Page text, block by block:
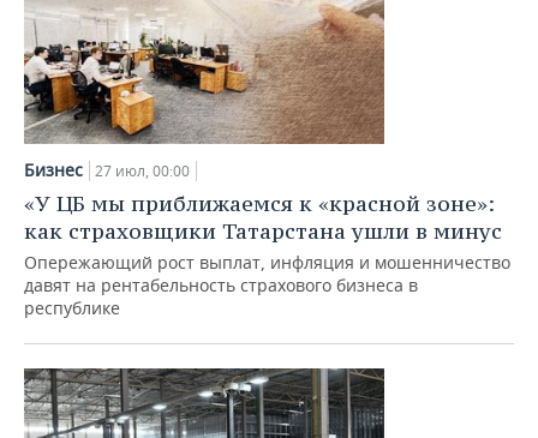
Бизнес 27 июл, 00:00
«У ЦБ мы приближаемся к «красной зоне»:
как страховщики Татарстана ушли в минус
Опережающий рост выплат, инфляция и мошенничество
давят на рентабельность страхового бизнеса в
республике